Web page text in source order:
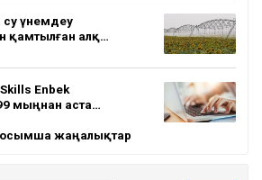
үнемдеу
қамтылған алқ…
Enbek
мыңнан аста…
жаңалықтар